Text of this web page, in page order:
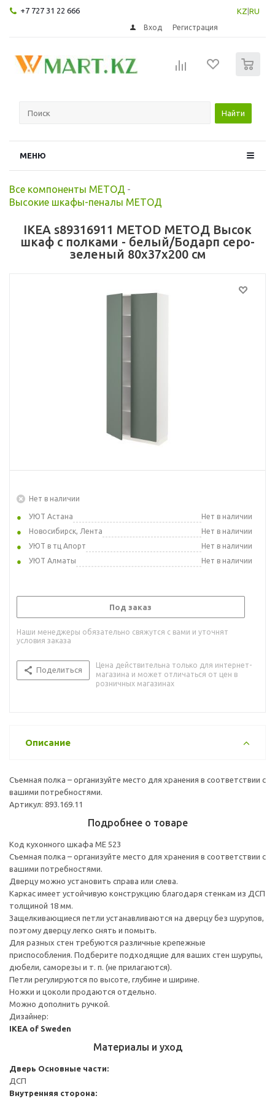
+7 727 31 22 666 KZ RU
Вход Регистрация
Найти
МЕНЮ
Все компоненты МЕТОД -
Высокие шкафы-пеналы МЕТОД
IKEA s89316911 METOD МЕТОД Высок
шкаф с полками - белый/Бодарп серо-
зеленый 80x37x200 см
Нет в наличии
УЮТ Астана
Нет в наличии
Новосибирск, Лента
Нет в наличии
УЮТ в тц Апорт
Нет в наличии
УЮТ Алматы
Нет в наличии
Под заказ
Наши менеджеры обязательно свяжутся с вами и уточнят
условия заказа
Поделиться
Цена действительна только для интернет-
магазина и может отличаться от цен в
розничных магазинах
Описание
Съемная полка – организуйте место для хранения в соответствии с
вашими потребностями.
Артикул: 893.169.11
Подробнее о товаре
Код кухонного шкафа ME 523
Съемная полка – организуйте место для хранения в соответствии с
вашими потребностями.
Дверцу можно установить справа или слева.
Каркас имеет устойчивую конструкцию благодаря стенкам из ДСП
толщиной 18 мм.
Защелкивающиеся петли устанавливаются на дверцу без шурупов,
поэтому дверцу легко снять и помыть.
Для разных стен требуются различные крепежные
приспособления. Подберите подходящие для ваших стен шурупы,
дюбели, саморезы и т. п. (не прилагаются).
Петли регулируются по высоте, глубине и ширине.
Ножки и цоколи продаются отдельно.
Можно дополнить ручкой.
Дизайнер:
IKEA of Sweden
Материалы и уход
Дверь Основные части:
ДСП
Внутренняя сторона: